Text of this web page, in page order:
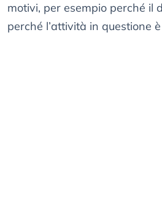
motivi, per esempio perché il
perché l’attività in questione